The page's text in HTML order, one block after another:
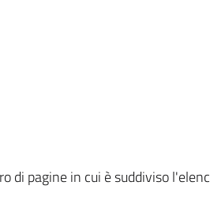
di pagine in cui è suddiviso